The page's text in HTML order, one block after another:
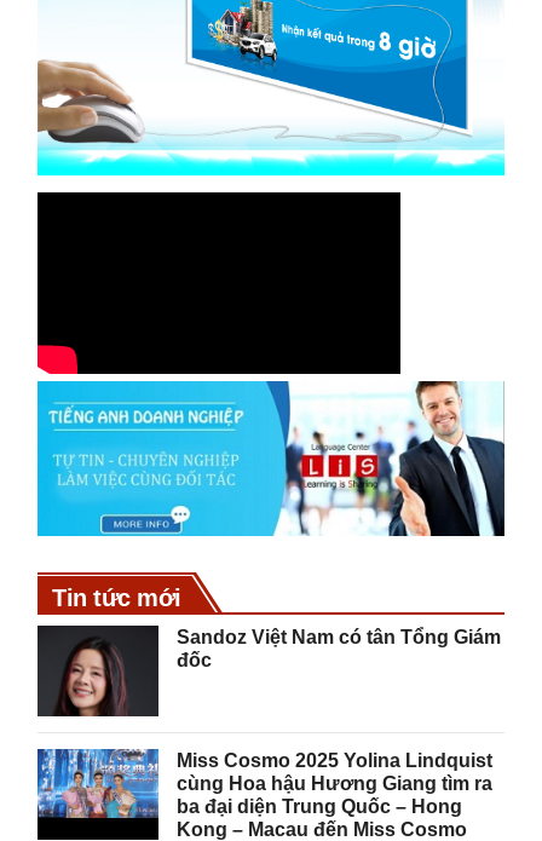
Tin tức mới
Sandoz Việt Nam có tân Tổng Giám
đốc
Miss Cosmo 2025 Yolina Lindquist
cùng Hoa hậu Hương Giang tìm ra
ba đại diện Trung Quốc – Hong
Kong – Macau đến Miss Cosmo